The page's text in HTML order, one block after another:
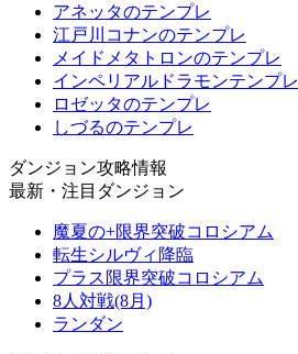
アネッタのテンプレ
江戸川コナンのテンプレ
メイドメタトロンのテンプレ
インペリアルドラモンテンプレ
ロゼッタのテンプレ
しづるのテンプレ
ダンジョン攻略情報
最新・注目ダンジョン
魔夏の+限界突破コロシアム
転生シルヴィ降臨
プラス限界突破コロシアム
8人対戦(8月)
ランダン